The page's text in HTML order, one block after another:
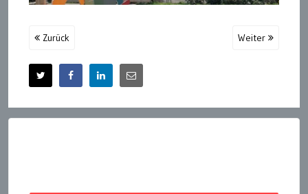
Zurück Weiter